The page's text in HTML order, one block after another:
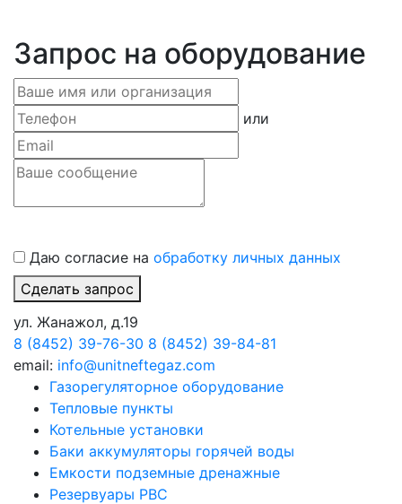
Запрос на оборудование
или
Даю согласие на обработку личных данных
Сделать запрос
ул. Жанажол, д.19
8 (8452) 39-76-30 8 (8452) 39-84-81
email: info@unitneftegaz.com
Газорегуляторное оборудование
Тепловые пункты
Котельные установки
Баки аккумуляторы горячей воды
Емкости подземные дренажные
Резервуары РВС